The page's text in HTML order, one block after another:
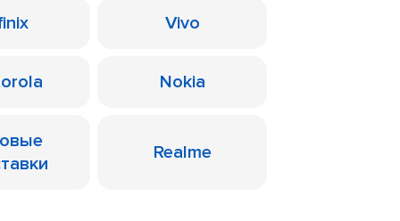
Vivo
Nokia
Realme